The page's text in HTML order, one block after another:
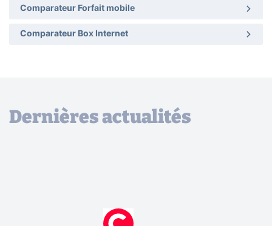
Comparateur Forfait mobile
Comparateur Box Internet
Dernières actualités